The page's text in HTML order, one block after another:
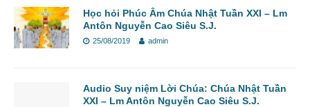
Học hỏi Phúc Âm Chúa Nhật Tuần XXI – Lm
Antôn Nguyễn Cao Siêu S.J.
25/08/2019 admin
Audio Suy niệm Lời Chúa: Chúa Nhật Tuần
XXI – Lm Antôn Nguyễn Cao Siêu S.J.